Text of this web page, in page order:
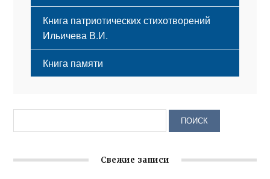
Книга патриотических стихотворений
Ильичева В.И.
Книга памяти
Свежие записи